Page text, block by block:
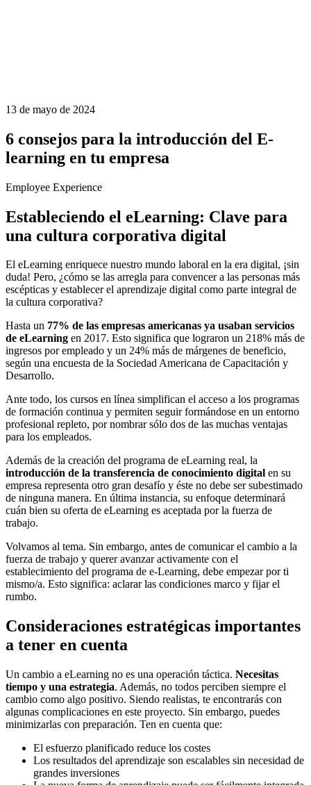
13 de mayo de 2024
6 consejos para la introducción del E-
learning en tu empresa
Employee Experience
Estableciendo el eLearning: Clave para
una cultura corporativa digital
El eLearning enriquece nuestro mundo laboral en la era digital, ¡sin
duda! Pero, ¿cómo se las arregla para convencer a las personas más
escépticas y establecer el aprendizaje digital como parte integral de
la cultura corporativa?
Hasta un 77% de las empresas americanas ya usaban servicios
de eLearning en 2017. Esto significa que lograron un 218% más de
ingresos por empleado y un 24% más de márgenes de beneficio,
según una encuesta de la Sociedad Americana de Capacitación y
Desarrollo.
Ante todo, los cursos en línea simplifican el acceso a los programas
de formación continua y permiten seguir formándose en un entorno
profesional repleto, por nombrar sólo dos de las muchas ventajas
para los empleados.
Además de la creación del programa de eLearning real, la
introducción de la transferencia de conocimiento digital en su
empresa representa otro gran desafío y éste no debe ser subestimado
de ninguna manera. En última instancia, su enfoque determinará
cuán bien su oferta de eLearning es aceptada por la fuerza de
trabajo.
Volvamos al tema. Sin embargo, antes de comunicar el cambio a la
fuerza de trabajo y querer avanzar activamente con el
establecimiento del programa de e-Learning, debe empezar por ti
mismo/a. Esto significa: aclarar las condiciones marco y fijar el
rumbo.
Consideraciones estratégicas importantes
a tener en cuenta
Un cambio a eLearning no es una operación táctica. Necesitas
tiempo y una estrategia. Además, no todos perciben siempre el
cambio como algo positivo. Siendo realistas, te encontrarás con
algunas complicaciones en este proyecto. Sin embargo, puedes
minimizarlas con preparación. Ten en cuenta que:
El esfuerzo planificado reduce los costes
Los resultados del aprendizaje son escalables sin necesidad de
grandes inversiones